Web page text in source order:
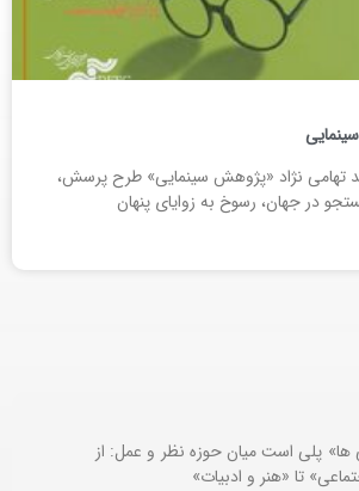
نژاد «پژوهش سینمایی» طرح پرسش،
در جهان، رسوخ به زوایای پنهان
پلی است میان حوزه نظر و عمل: از
تا «هنر و ادبیات»